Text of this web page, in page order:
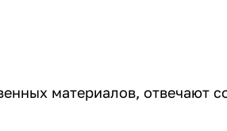
материалов, отвечают